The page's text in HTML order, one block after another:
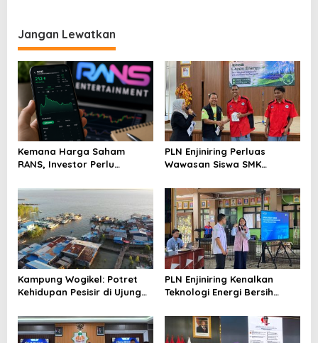
Jangan Lewatkan
Kemana Harga Saham
RANS, Investor Perlu
Menghindari Spekulasi
Berlebihan
PLN Enjiniring Perluas
Wawasan Siswa SMK
Perubahan Iklim
Kampung Wogikel: Potret
Kehidupan Pesisir di Ujung
Bertahan di Tengah
Keterbatasan
PLN Enjiniring Kenalkan
Teknologi Energi Bersih